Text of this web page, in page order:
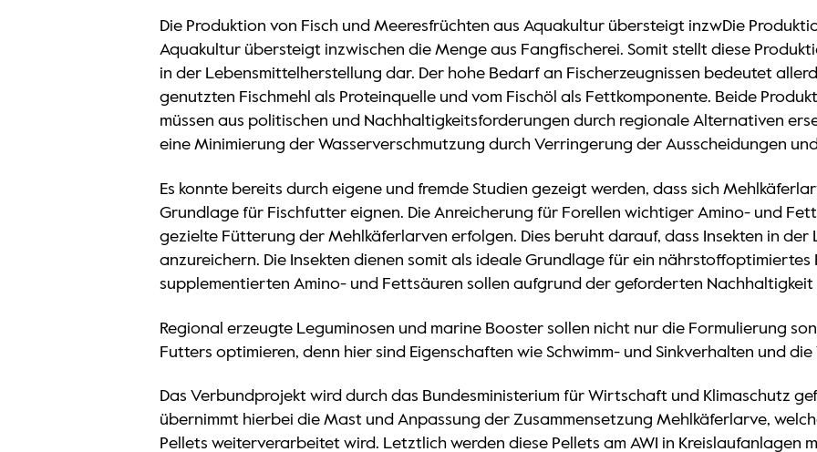
Die Produktion von Fisch und Meeresfrüchten aus Aquakultur übersteigt inzwDie
Aquakultur übersteigt inzwischen die Menge aus Fangfischerei. Somit stellt diese
in der Lebensmittelherstellung dar. Der hohe Bedarf an Fischerzeugnissen bedeutet
genutzten Fischmehl als Proteinquelle und vom Fischöl als Fettkomponente. Beide
müssen aus politischen und Nachhaltigkeitsforderungen durch regionale Alternativen
eine Minimierung der Wasserverschmutzung durch Verringerung der Ausscheidungen
Es konnte bereits durch eigene und fremde Studien gezeigt werden, dass sich
Grundlage für Fischfutter eignen. Die Anreicherung für Forellen wichtiger Amino- und
gezielte Fütterung der Mehlkäferlarven erfolgen. Dies beruht darauf, dass Insekten in
anzureichern. Die Insekten dienen somit als ideale Grundlage für ein
supplementierten Amino- und Fettsäuren sollen aufgrund der geforderten
Regional erzeugte Leguminosen und marine Booster sollen nicht nur die Formulierung
Futters optimieren, denn hier sind Eigenschaften wie Schwimm- und Sinkverhalten und
Das Verbundprojekt wird durch das Bundesministerium für Wirtschaft und Klimaschutz
übernimmt hierbei die Mast und Anpassung der Zusammensetzung Mehlkäferlarve,
Pellets weiterverarbeitet wird. Letztlich werden diese Pellets am AWI in Kreislaufanlagen